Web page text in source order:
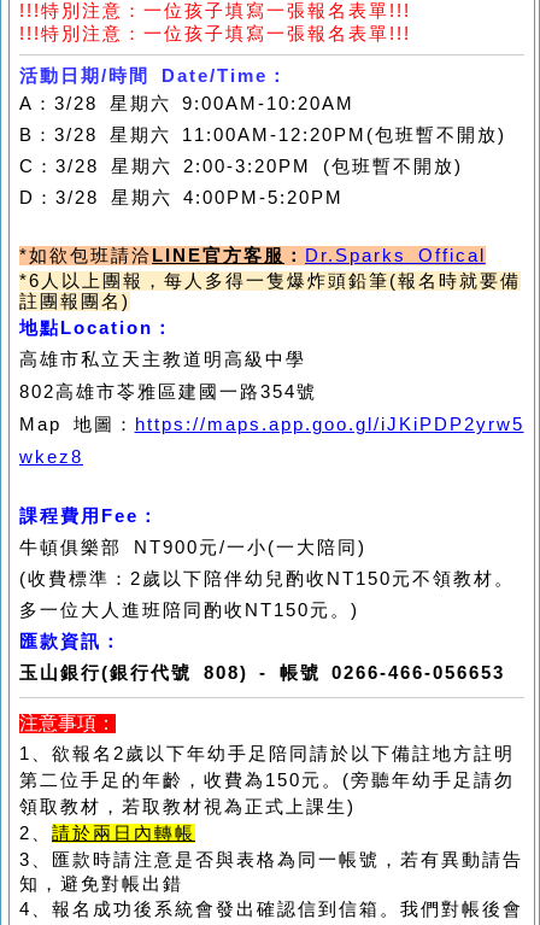
!!!特別注意：一位孩子填寫一張報名表單!!!
!!!特別注意：一位孩子填寫一張報名表單!!!
活動日期 / 時間 Date/Time ：
A ： 3/28 星期六9:00AM-10:20AM
B ： 3/28 星期六 11:00AM-12:20PM (包班暫不開放)
C ： 3/28 星期六
2:00-3:20PM (包班暫不開放)
D ： 3/28 星期六 4:00PM-5:20PM
*如欲包班請洽 LINE官方客服 ：
Dr.Sparks Offical
*6 人以上團報，每人多得一隻爆炸頭鉛筆(報名時就要備
註團報團名)
地點 Location ：
高雄市私立天主教道明高級中學
802高雄市苓雅區建國一路354號
Map 地圖 ：
https://maps.app.goo.gl/iJKiPDP2yrw5
wkez8
課程費用 Fee ：
牛頓俱樂部
NT900元/一小(一大陪同 )
(收費標準： 2歲以下陪伴幼兒酌收 NT150元不領教材。
多一位大人進班陪同酌收 NT150元。 )
匯款資訊：
玉山銀行(銀行代號 808) - 帳號 0266-466-056653
注意事項：
1 、欲報名 2歲以下年幼手足陪同請於以下備註地方註明
第二位手足的年齡，收費為 150元。 (旁聽年幼手足請勿
領取教材，若取教材視為正式上課生)
2 、 請於兩日內轉帳
3 、匯款時請注意是否與表格為同一帳號，若有異動請告
知，避免對帳出錯
4 、報名成功後系統會發出確認信到信箱。我們對帳後會